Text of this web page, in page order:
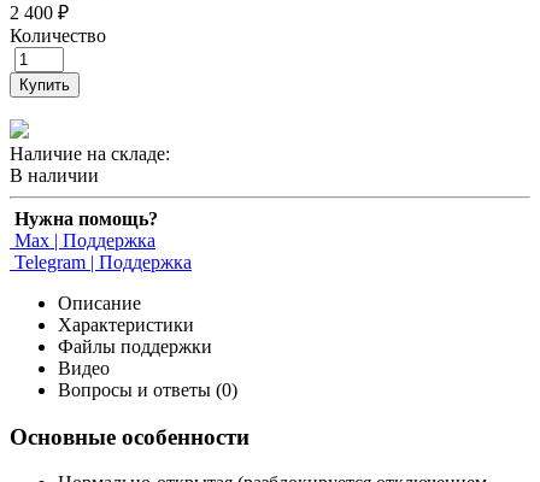
2 400 ₽
Количество
Купить
Наличие на складе:
В наличии
Нужна помощь?
Max | Поддержка
Telegram | Поддержка
Описание
Характеристики
Файлы поддержки
Видео
Вопросы и ответы (0)
Основные особенности